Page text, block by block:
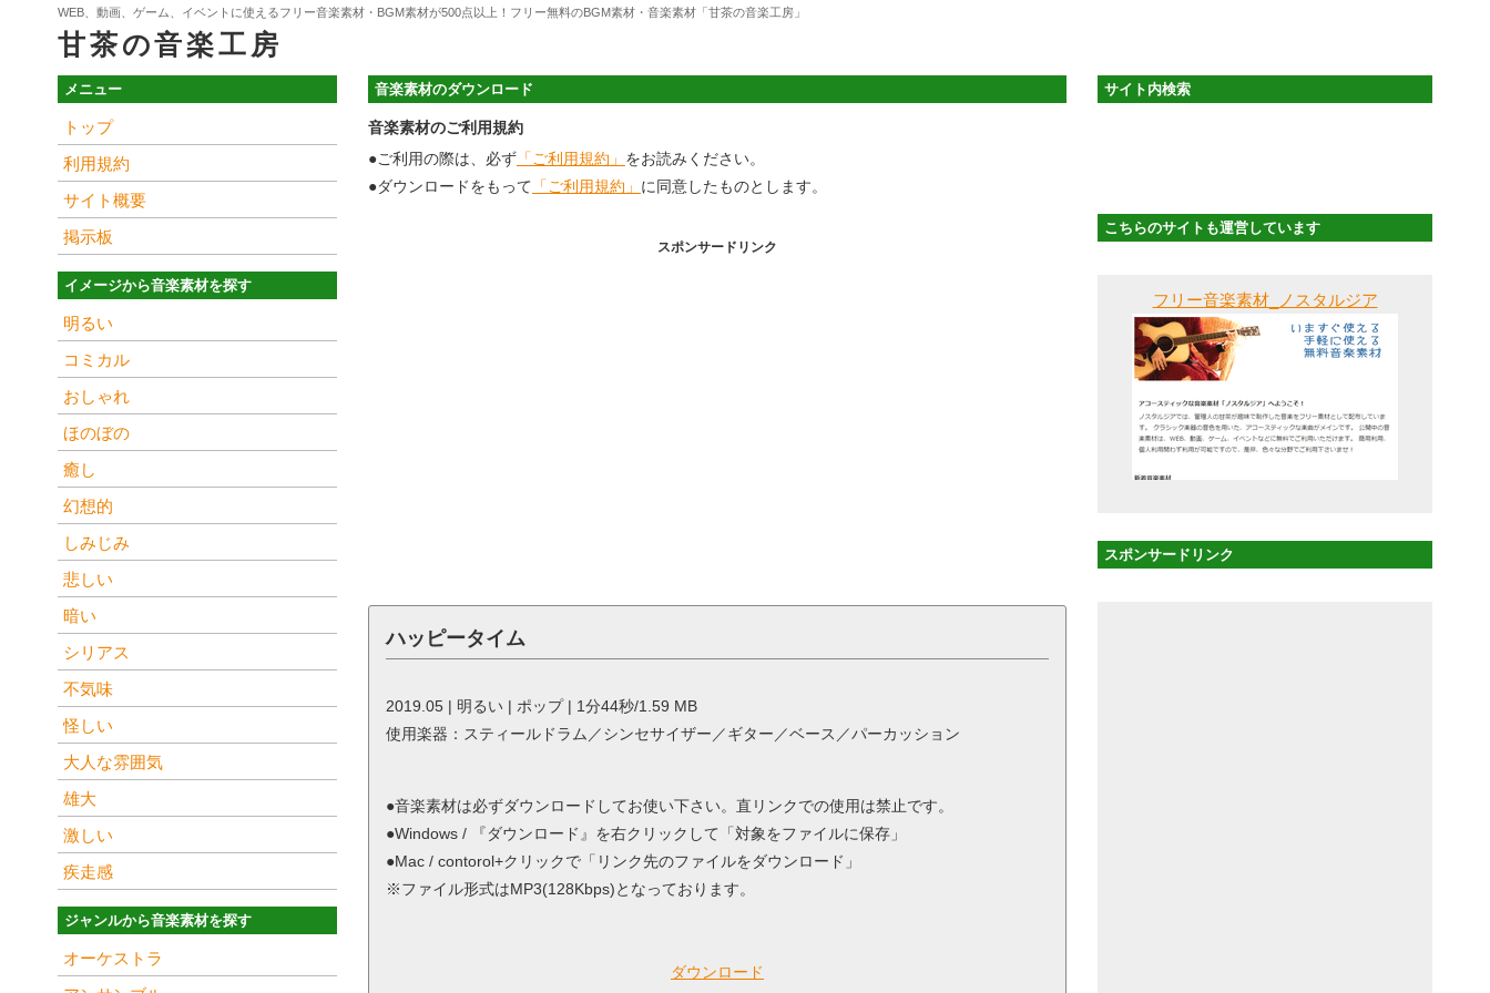
WEB、動画、ゲーム、イベントに使えるフリー音楽素材・BGM素材が500点以上！フリー無料のBGM素材・音楽素材「甘茶の音楽工房」
甘茶の音楽工房
メニュー
トップ
利用規約
サイト概要
掲示板
イメージから音楽素材を探す
明るい
コミカル
おしゃれ
ほのぼの
癒し
幻想的
しみじみ
悲しい
暗い
シリアス
不気味
怪しい
大人な雰囲気
雄大
激しい
疾走感
ジャンルから音楽素材を探す
オーケストラ
音楽素材のダウンロード
音楽素材のご利用規約
●ご利用の際は、必ず 「ご利用規約」 をお読みください。
●ダウンロードをもって 「ご利用規約」 に同意したものとします。
スポンサードリンク
ハッピータイム
2019.05 | 明るい | ポップ | 1分44秒/1.59 MB
使用楽器：スティールドラム／シンセサイザー／ギター／ベース／パーカッション
●音楽素材は必ずダウンロードしてお使い下さい。直リンクでの使用は禁止です。
●Windows / 『ダウンロード』を右クリックして「対象をファイルに保存」
●Mac / contorol+クリックで「リンク先のファイルをダウンロード」
※ファイル形式はMP3(128Kbps)となっております。
ダウンロード
サイト内検索
こちらのサイトも運営しています
フリー音楽素材_ノスタルジア
スポンサードリンク